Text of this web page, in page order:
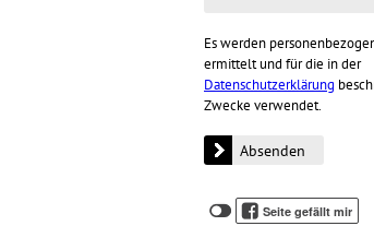
Es werden
ermittelt und für die in der
Datenschutzerklärung
Zwecke verwendet.
Klicken
Sie
Klicken
Seite gefällt mir